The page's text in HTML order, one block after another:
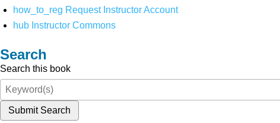
how_to_reg Request Instructor Account
hub Instructor Commons
Search
Search this book
Submit Search